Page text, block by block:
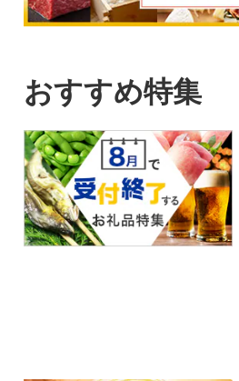
おすすめ特集